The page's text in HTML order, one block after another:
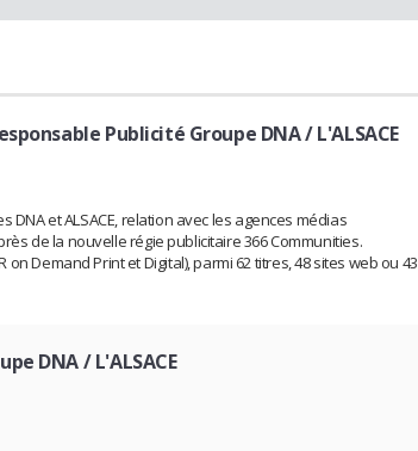
Publicité Groupe DNA / L'ALSACE
et ALSACE, relation avec les agences médias
de la nouvelle régie publicitaire 366 Communities.
Demand Print et Digital), parmi 62 titres, 48 sites web ou 43
DNA / L'ALSACE